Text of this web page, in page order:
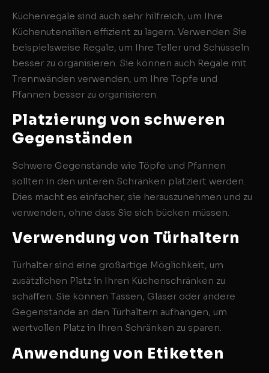
Küchenregale sind auch sehr hilfreich, um Ihre
Küchenutensilien effizient zu lagern. Verwenden Sie
beispielsweise Regale, um Ihre Teller und Schüsseln
besser zu organisieren. Sie können auch Regale mit
Trennwänden verwenden, um Ihre Töpfe und
Pfannen besser zu organisieren.
Platzierung von schweren
Gegenständen
Schwere Gegenstände wie Töpfe und Pfannen
sollten in den unteren Schränken platziert werden.
Dies macht es einfacher, sie herauszunehmen und zu
verwenden, ohne dass Sie sich bücken müssen.
Verwendung von Türhaltern
Türhalter sind eine großartige Möglichkeit, um
zusätzlichen Platz in Ihren Küchenschränken zu
schaffen. Sie können Tassen, Gläser oder andere
Gegenstände an den Türhaltern aufhängen, um
wertvollen Platz in Ihren Schränken zu sparen.
Anwendung von Etiketten